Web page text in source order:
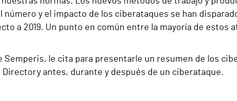
y el impacto de los ciberataques se han
a 2019. Un punto en común entre la mayoría de estos
le cita para presentarle un resumen de los
antes, durante y después de un ciberataque.